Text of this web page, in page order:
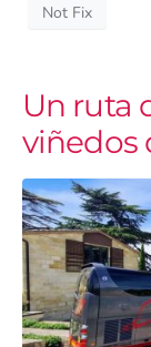
Not Fix
Un ruta
viñedos